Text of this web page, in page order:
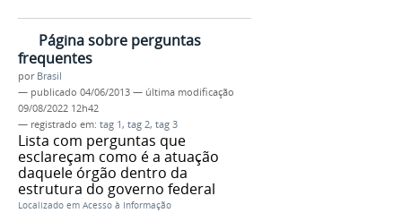
Página sobre perguntas
frequentes
por Brasil
— publicado 04/06/2013 — última modificação
09/08/2022 12h42
— registrado em: tag 1, tag 2, tag 3
Lista com perguntas que
esclareçam como é a atuação
daquele órgão dentro da
estrutura do governo federal
Localizado em Acesso à Informação